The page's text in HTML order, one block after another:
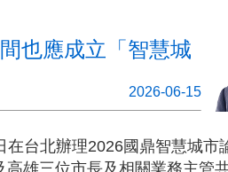
也應成立「智慧城
2026-06-15
台北辦理2026國鼎智慧城市